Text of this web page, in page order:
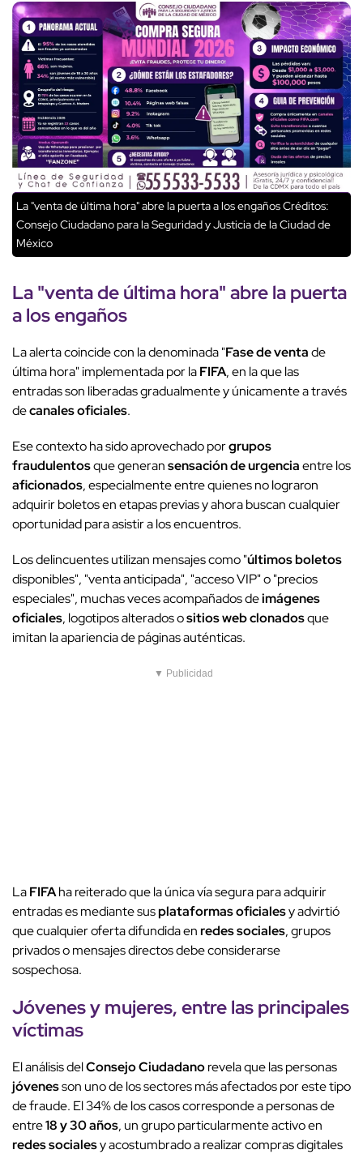
La "venta de última hora" abre la puerta a los engañosCréditos:
Consejo Ciudadano para la Seguridad y Justicia de la Ciudad de
México
La "venta de última hora" abre la puerta
a los engaños
La alerta coincide con la denominada "Fase de ventade
última hora" implementada por laFIFA, en la que las
entradas son liberadas gradualmente y únicamente a través
decanales oficiales.
Ese contexto ha sido aprovechado porgrupos
fraudulentosque generansensación de urgenciaentre los
aficionados, especialmente entre quienes no lograron
adquirir boletos en etapas previas y ahora buscan cualquier
oportunidad para asistir a los encuentros.
Los delincuentes utilizan mensajes como "últimos boletos
disponibles", "venta anticipada", "acceso VIP" o "precios
especiales", muchas veces acompañados deimágenes
oficiales, logotipos alterados ositios web clonadosque
imitan la apariencia de páginas auténticas.
▼ Publicidad
LaFIFAha reiterado que la única vía segura para adquirir
entradas es mediante susplataformas oficialesy advirtió
que cualquier oferta difundida enredes sociales, grupos
privados o mensajes directos debe considerarse
sospechosa.
Jóvenesymujeres, entre lasprincipales
víctimas
El análisis delConsejo Ciudadanorevela que las personas
jóvenesson uno de los sectores más afectados por este tipo
de fraude. El 34% de los casos corresponde a personas de
entre18 y 30 años, un grupo particularmente activo en
redes socialesy acostumbrado a realizar compras digitales